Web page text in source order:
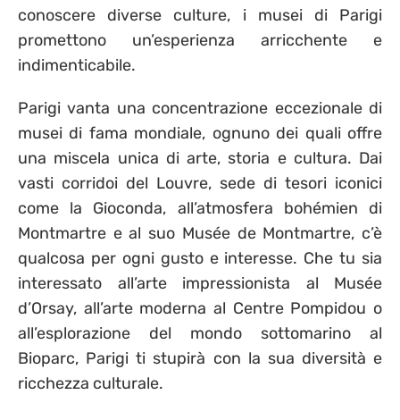
conoscere diverse culture, i musei di Parigi
promettono un’esperienza arricchente e
indimenticabile.
Parigi vanta una concentrazione eccezionale di
musei di fama mondiale, ognuno dei quali offre
una miscela unica di arte, storia e cultura. Dai
vasti corridoi del Louvre, sede di tesori iconici
come la Gioconda, all’atmosfera bohémien di
Montmartre e al suo Musée de Montmartre, c’è
qualcosa per ogni gusto e interesse. Che tu sia
interessato all’arte impressionista al Musée
d’Orsay, all’arte moderna al Centre Pompidou o
all’esplorazione del mondo sottomarino al
Bioparc, Parigi ti stupirà con la sua diversità e
ricchezza culturale.